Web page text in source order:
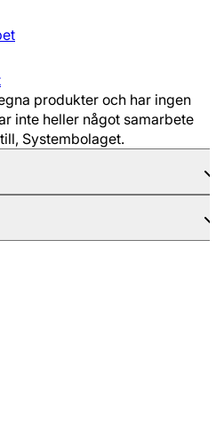
produkter och har ingen
inte heller något samarbete
Systembolaget.